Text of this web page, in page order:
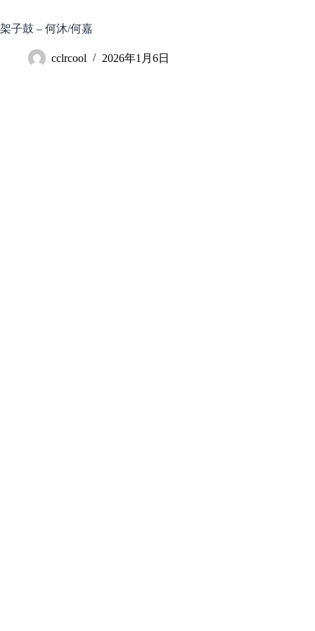
至
内
架子鼓 – 何沐/何嘉
cclrcool 2026年1月6日